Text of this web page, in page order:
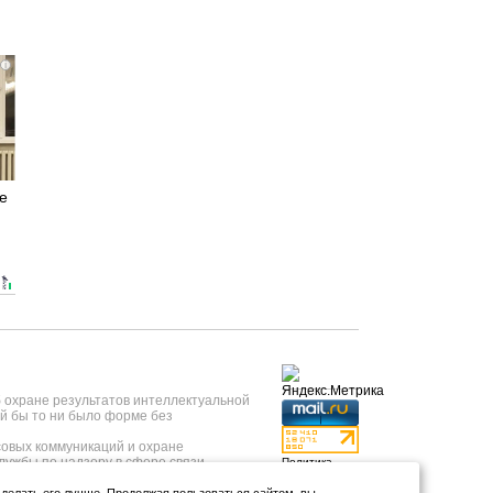
i
результатов интеллектуальной
бы то ни было форме без
коммуникаций и охране
по надзору в сфере связи,
Политика